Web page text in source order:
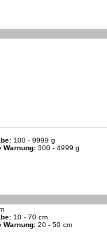
100 - 9999 g
Warnung: 300 - 4999 g
10 - 70 cm
Warnung: 20 - 50 cm